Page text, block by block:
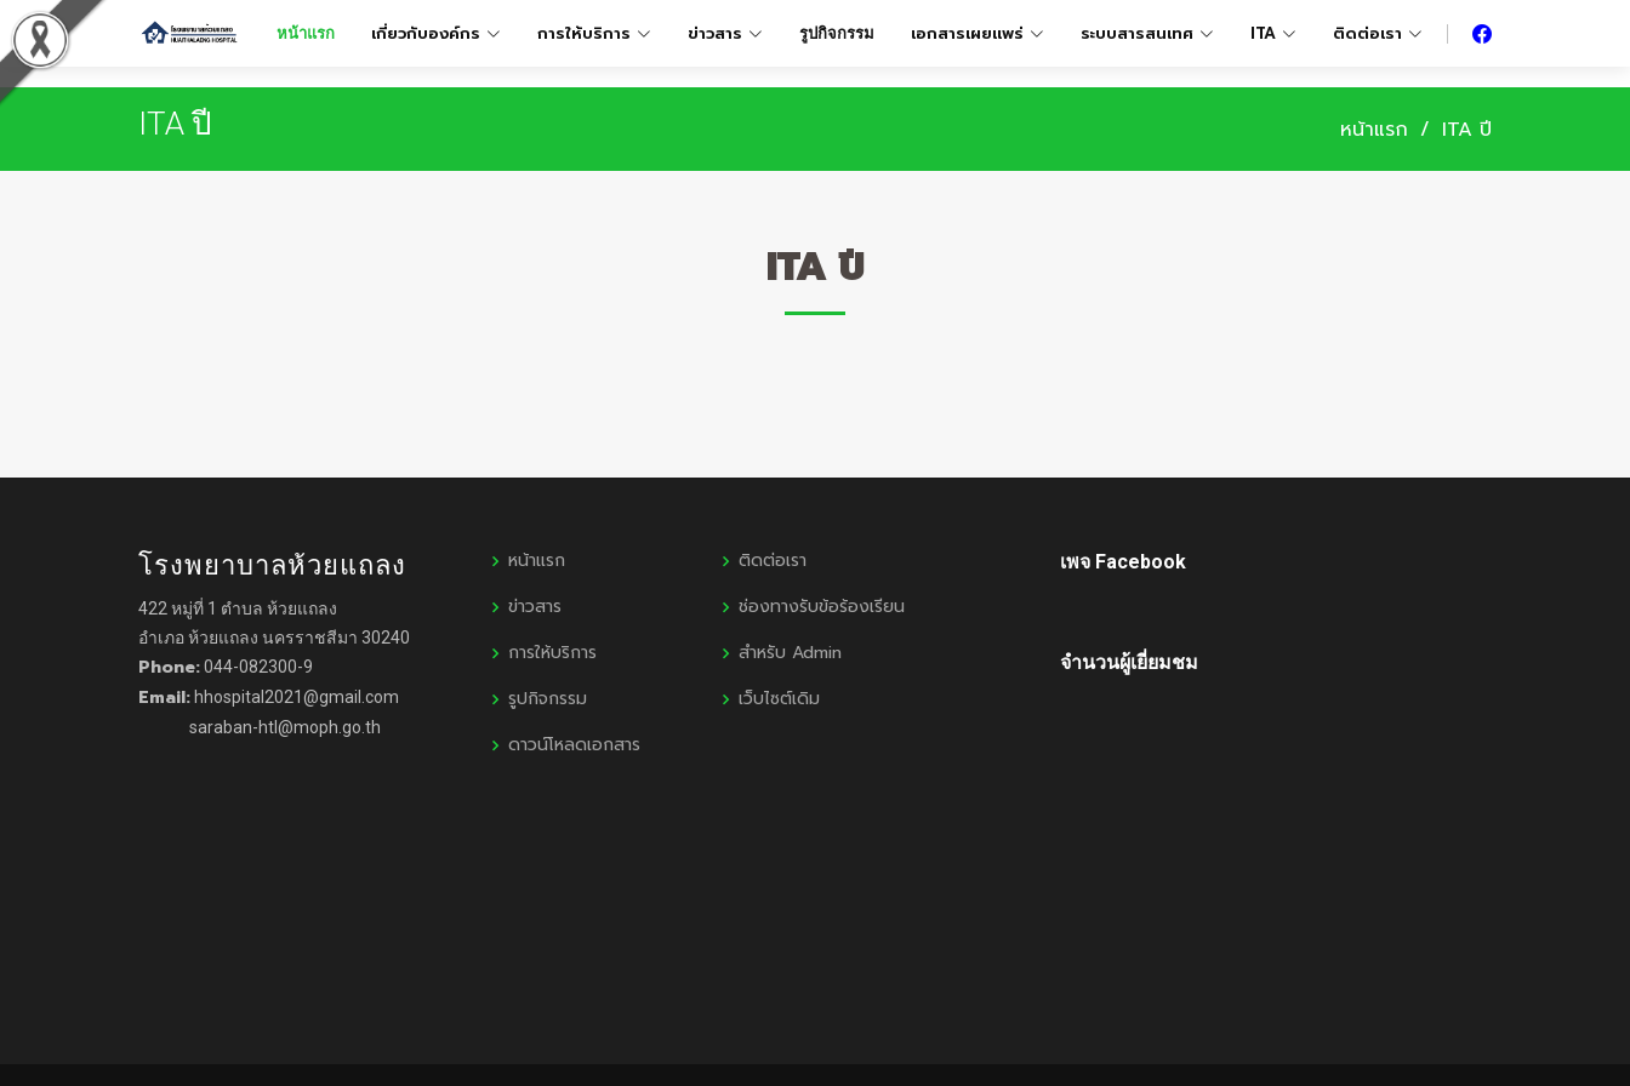
หน้าแรก เกี่ยวกับองค์กร การให้บริการ ข่าวสาร รูปกิจกรรม เอกสารเผยเเพร่ ระบบสารสนเทศ ITA ติดต่อเรา
ITA ปี หน้าแรก ITA ปี
ITA ปี
โรงพยาบาลห้วยแถลง
422 หมู่ที่ 1 ตำบล ห้วยแถลง
อำเภอ ห้วยแถลง นครราชสีมา 30240
Phone:044-082300-9
Email: hhospital2021@gmail.com
saraban-htl@moph.go.th
หน้าแรก
ข่าวสาร
การให้บริการ
รูปกิจกรรม
ดาวน์โหลดเอกสาร
ติดต่อเรา
ช่องทางรับข้อร้องเรียน
สำหรับ Admin
เว็บไซต์เดิม
เพจ Facebook
จำนวนผู้เยี่ยมชม